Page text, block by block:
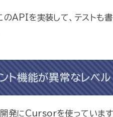
APIを実装して、テストも
ト機能が異常なレベル
発にCursorを使っています